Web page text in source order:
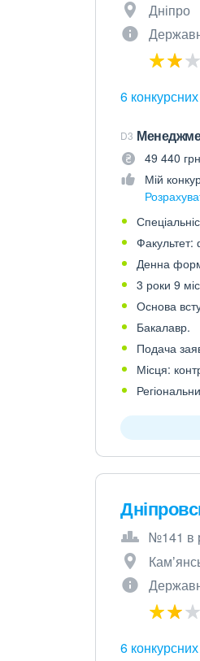
Дніпро
6
D3
49 440
Мій
Факультет:
Денна
3 роки 9
Основа
Бакалавр.
Подача
Місця:
№141 в
6